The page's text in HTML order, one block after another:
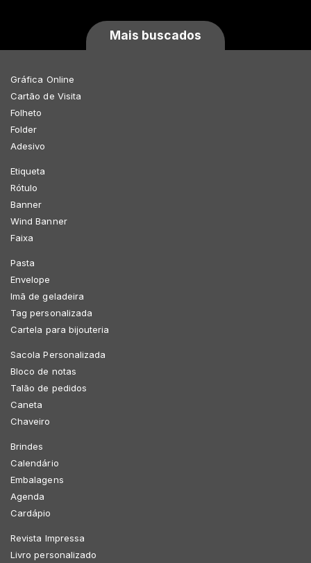
Mais buscados
Gráfica Online
Cartão de Visita
Folheto
Folder
Adesivo
Etiqueta
Rótulo
Banner
Wind Banner
Faixa
Pasta
Envelope
Imã de geladeira
Tag personalizada
Cartela para bijouteria
Sacola Personalizada
Bloco de notas
Talão de pedidos
Caneta
Chaveiro
Brindes
Calendário
Embalagens
Agenda
Cardápio
Revista Impressa
Livro personalizado